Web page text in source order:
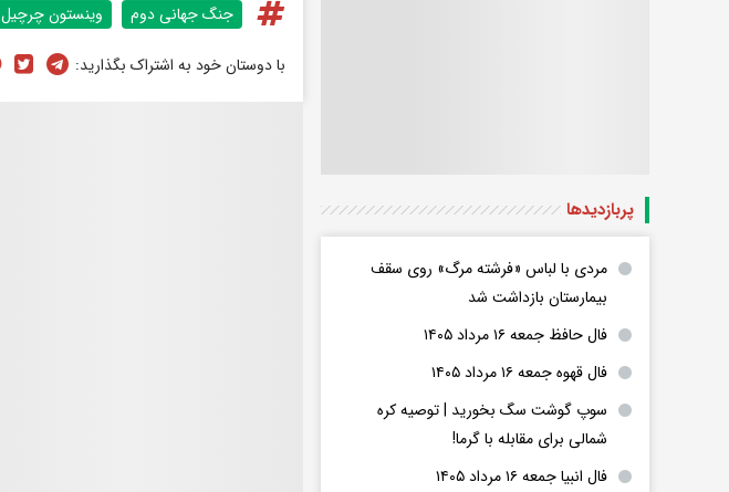
جنگ جهانی دوم وینستون چرچیل
با دوستان خود به اشتراک بگذارید:
پربازدید‌ها
مردی با لباس «فرشته مرگ» روی سقف
بیمارستان بازداشت شد
فال حافظ جمعه ۱۶ مرداد ۱۴۰۵
فال قهوه جمعه ۱۶ مرداد ۱۴۰۵
سوپ گوشت سگ بخورید | توصیه کره
شمالی برای مقابله با گرما!
فال انبیا جمعه ۱۶ مرداد ۱۴۰۵